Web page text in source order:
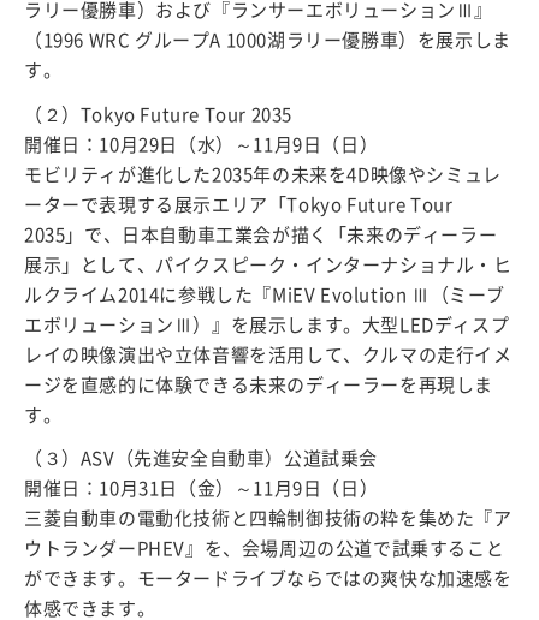
ラリー優勝車）および『ランサーエボリューションⅢ』
（1996 WRC グループA 1000湖ラリー優勝車）を展示しま
す。
（２）Tokyo Future Tour 2035
開催日：10月29日（水）～11月9日（日）
モビリティが進化した2035年の未来を4D映像やシミュレ
ーターで表現する展示エリア「Tokyo Future Tour
2035」で、日本自動車工業会が描く「未来のディーラー
展示」として、パイクスピーク・インターナショナル・ヒ
ルクライム2014に参戦した『MiEV Evolution Ⅲ（ミーブ
エボリューションⅢ）』を展示します。大型LEDディスプ
レイの映像演出や立体音響を活用して、クルマの走行イメ
ージを直感的に体験できる未来のディーラーを再現しま
す。
（３）ASV（先進安全自動車）公道試乗会
開催日：10月31日（金）～11月9日（日）
三菱自動車の電動化技術と四輪制御技術の粋を集めた『ア
ウトランダーPHEV』を、会場周辺の公道で試乗すること
ができます。モータードライブならではの爽快な加速感を
体感できます。